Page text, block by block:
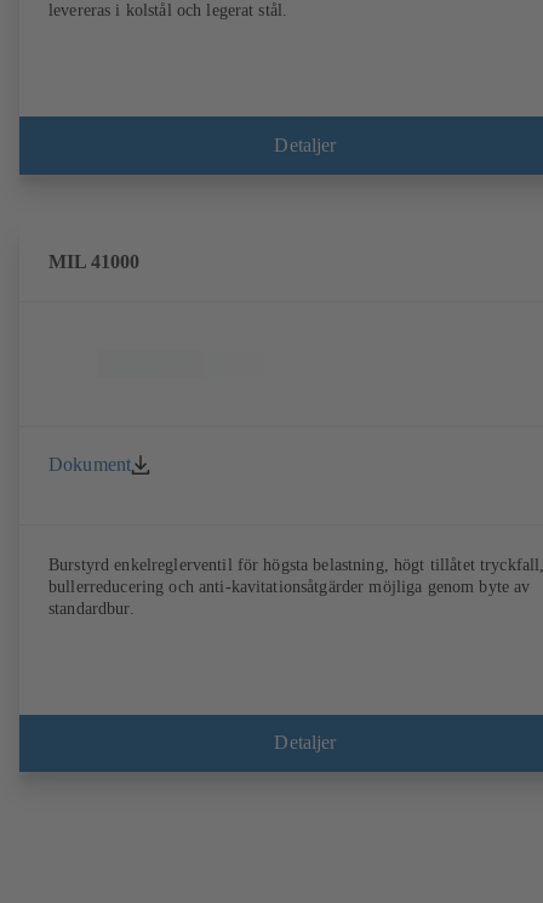
levereras i kolstål och legerat stål.
Detaljer
MIL 41000
Dokument
Burstyrd enkelreglerventil för högsta belastning, högt tillåtet
bullerreducering och anti-kavitationsåtgärder möjliga genom byte av
standardbur.
Detaljer